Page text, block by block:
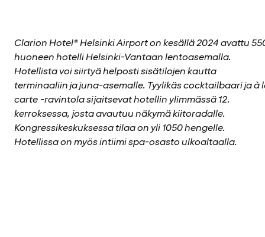
Clarion Hotel® Helsinki Airport on kesällä 2024 avattu
huoneen hotelli Helsinki-Vantaan lentoasemalla.
Hotellista voi siirtyä helposti sisätilojen kautta
terminaaliin ja juna-asemalle. Tyylikäs cocktailbaari ja à
carte -ravintola sijaitsevat hotellin ylimmässä 12.
kerroksessa, josta avautuu näkymä kiitoradalle.
Kongressikeskuksessa tilaa on yli 1050 hengelle.
Hotellissa on myös intiimi spa-osasto ulkoaltaalla.